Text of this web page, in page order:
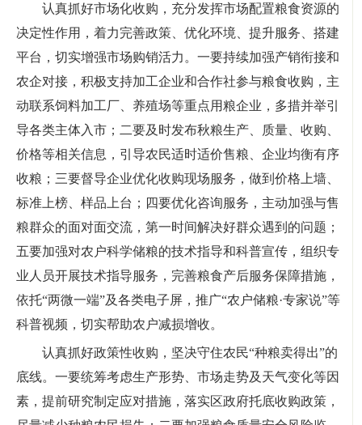
认真抓好市场化收购，充分发挥市场配置粮食资源的
决定性作用，着力完善政策、优化环境、提升服务、搭建
平台，切实增强市场购销活力。一要持续加强产销衔接和
农企对接，积极支持加工企业和合作社参与粮食收购，主
动联系饲料加工厂、养殖场等重点用粮企业，多措并举引
导各类主体入市；二要及时发布秋粮生产、质量、收购、
价格等相关信息，引导农民适时适价售粮、企业均衡有序
收粮；三要督导企业优化收购现场服务，做到价格上墙、
标准上榜、样品上台；四要优化咨询服务，主动加强与售
粮群众的面对面交流，第一时间解决好群众遇到的问题；
五要加强对农户科学储粮的技术指导和科普宣传，组织专
业人员开展技术指导服务，完善粮食产后服务保障措施，
依托“两微一端”及各类电子屏，推广“农户储粮·专家说”等
科普视频，切实帮助农户减损增收。
认真抓好政策性收购，坚决守住农民“种粮卖得出”的
底线。一要统筹考虑生产形势、市场走势及天气变化等因
素，提前研究制定应对措施，落实区政府托底收购政策，